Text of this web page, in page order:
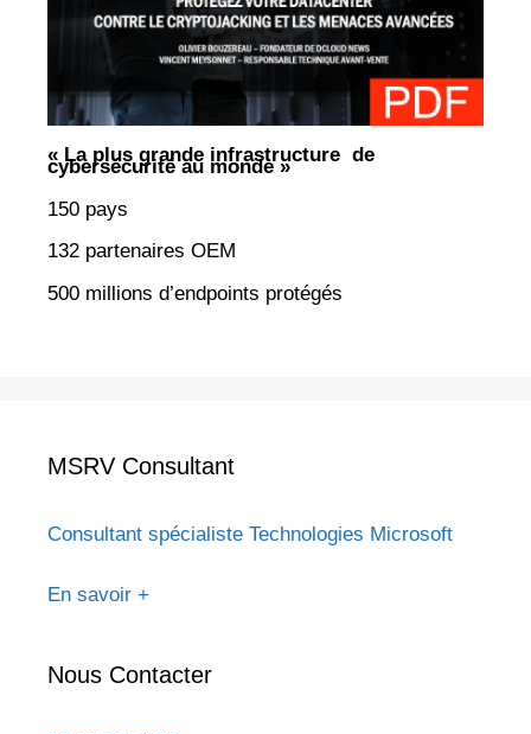
« La plus grande infrastructure de
cybersécurité au monde »
150 pays
132 partenaires OEM
500 millions d’endpoints protégés
MSRV Consultant
Consultant spécialiste Technologies Microsoft
En savoir +
Nous Contacter